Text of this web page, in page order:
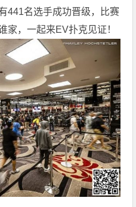
441名选手成功晋级，比赛
家，一起来EV扑克见证！